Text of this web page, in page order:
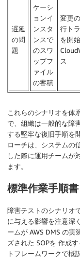
遅延
の問
題
ケーシ
ョンイ
ンスタ
ンスで
のスワ
ップフ
ァイル
の蓄積
変更
行ト
を開始
ス
これらのシナリオを体
で、組織は一般的な障
する堅牢な復旧手順を
ローチは、システムの
した際に運用チームが
ます。
標準作業手順
障害テストのシナリオ
に与える影響を注意深
ームが AWS DMS の実
ズされた SOPを 作成
トフレームワークで概